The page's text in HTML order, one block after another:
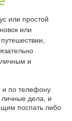
или простой
или
и
и по телефону.
дела, и
поспать либо